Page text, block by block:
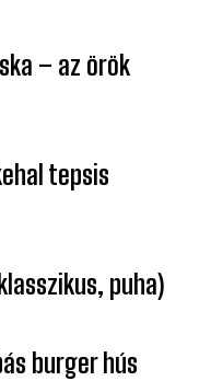
– az örök
tepsis
puha)
burger hús